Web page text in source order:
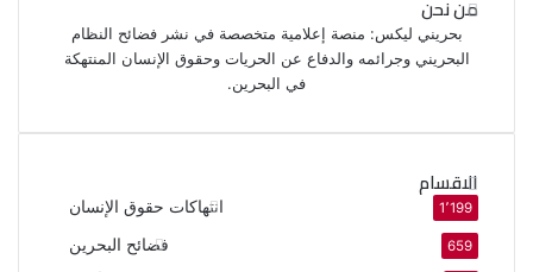
من نحن
بحريني ليكس: منصة إعلامية متخصصة في نشر فضائح النظام
البحريني وجرائمه والدفاع عن الحريات وحقوق الإنسان المنتهكة
في البحرين.
الاقسام
انتهاكات حقوق الإنسان 1٬199
فضائح البحرين 659